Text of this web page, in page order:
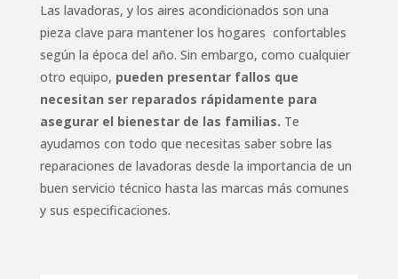
Las lavadoras, y los aires acondicionados son una
pieza clave para mantener los hogares confortables
según la época del año. Sin embargo, como cualquier
otro equipo, pueden presentar fallos que
necesitan ser reparados rápidamente para
asegurar el bienestar de las familias. Te
ayudamos con todo que necesitas saber sobre las
reparaciones de lavadoras desde la importancia de un
buen servicio técnico hasta las marcas más comunes
y sus especificaciones.